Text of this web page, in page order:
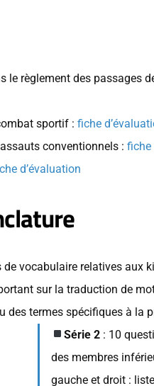
le règlement des
sportif :fiche
conventionnels :fiche
d’évaluation
vocabulaire relatives
sur la traduction de
des termes spécifiques à la
Série 2 : 10
des membres
gauche et droit :